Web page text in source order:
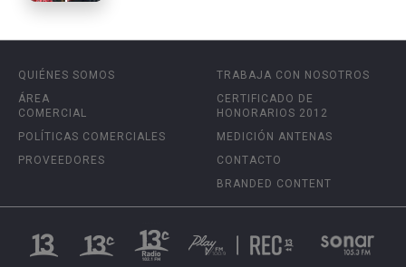
QUIÉNES SOMOS
ÁREA
COMERCIAL
POLÍTICAS COMERCIALES
PROVEEDORES
TRABAJA CON NOSOTROS
CERTIFICADO DE
HONORARIOS 2012
MEDICIÓN ANTENAS
CONTACTO
BRANDED CONTENT